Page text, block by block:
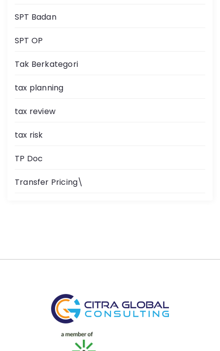
SPT Badan
SPT OP
Tak Berkategori
tax planning
tax review
tax risk
TP Doc
Transfer Pricing\